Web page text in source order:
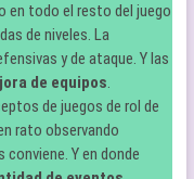
en todo el resto del juego
de niveles. La
y de ataque. Y las
de equipos.
de juegos de rol de
rato observando
Y en donde